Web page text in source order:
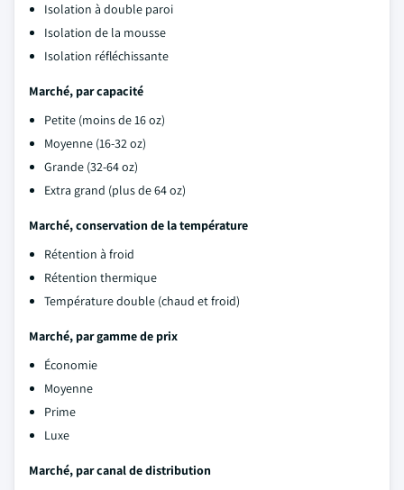
Isolation à double paroi
Isolation de la mousse
Isolation réfléchissante
Marché, par capacité
Petite (moins de 16 oz)
Moyenne (16-32 oz)
Grande (32-64 oz)
Extra grand (plus de 64 oz)
Marché, conservation de la température
Rétention à froid
Rétention thermique
Température double (chaud et froid)
Marché, par gamme de prix
Économie
Moyenne
Prime
Luxe
Marché, par canal de distribution